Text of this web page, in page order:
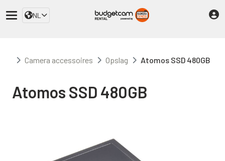
NL
Camera accessoires Opslag Atomos SSD 480GB
Atomos SSD 480GB